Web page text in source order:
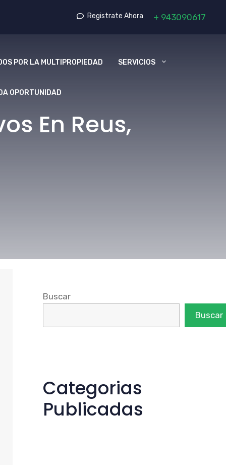
Registrate Ahora + 943090617
POR LA MULTIPROPIEDAD SERVICIOS
OPORTUNIDAD
En Reus,
Buscar
Buscar
Categorias
Publicadas